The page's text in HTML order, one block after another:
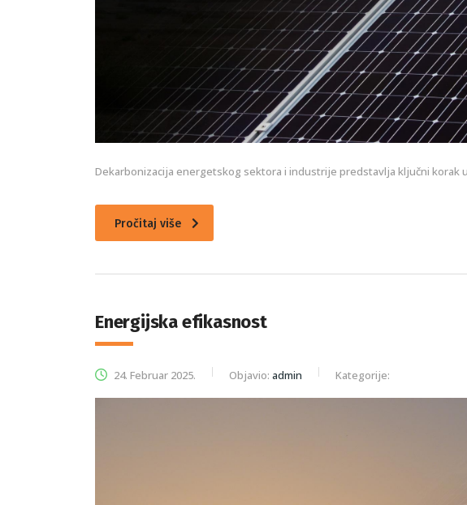
Dekarbonizacija energetskog sektora i industrije predstavlja ključni korak
Pročitaj više
Energijska efikasnost
24. Februar 2025. Objavio: admin Kategorije: